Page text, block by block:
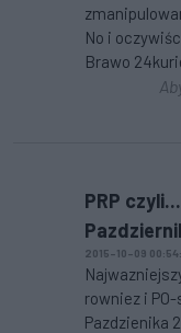
No i
Brawo
PRP
2015-10-09
rowniez i
Pazdzienika